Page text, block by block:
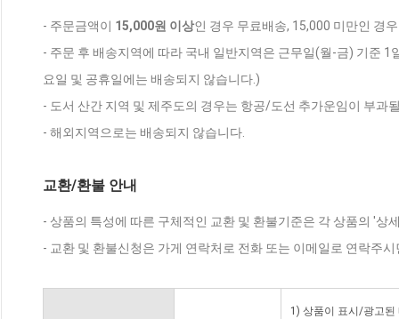
- 주문금액이 15,000원 이상인 경우 무료배송, 15,000 미만인 경
- 주문 후 배송지역에 따라 국내 일반지역은 근무일(월-금) 기준
요일 및 공휴일에는 배송되지 않습니다.)
- 도서 산간 지역 및 제주도의 경우는 항공/도선 추가운임이 부과
- 해외지역으로는 배송되지 않습니다.
교환/환불 안내
- 상품의 특성에 따른 구체적인 교환 및 환불기준은 각 상품의 '상
- 교환 및 환불신청은 가게 연락처로 전화 또는 이메일로 연락주
1) 상품이 표시/광고된